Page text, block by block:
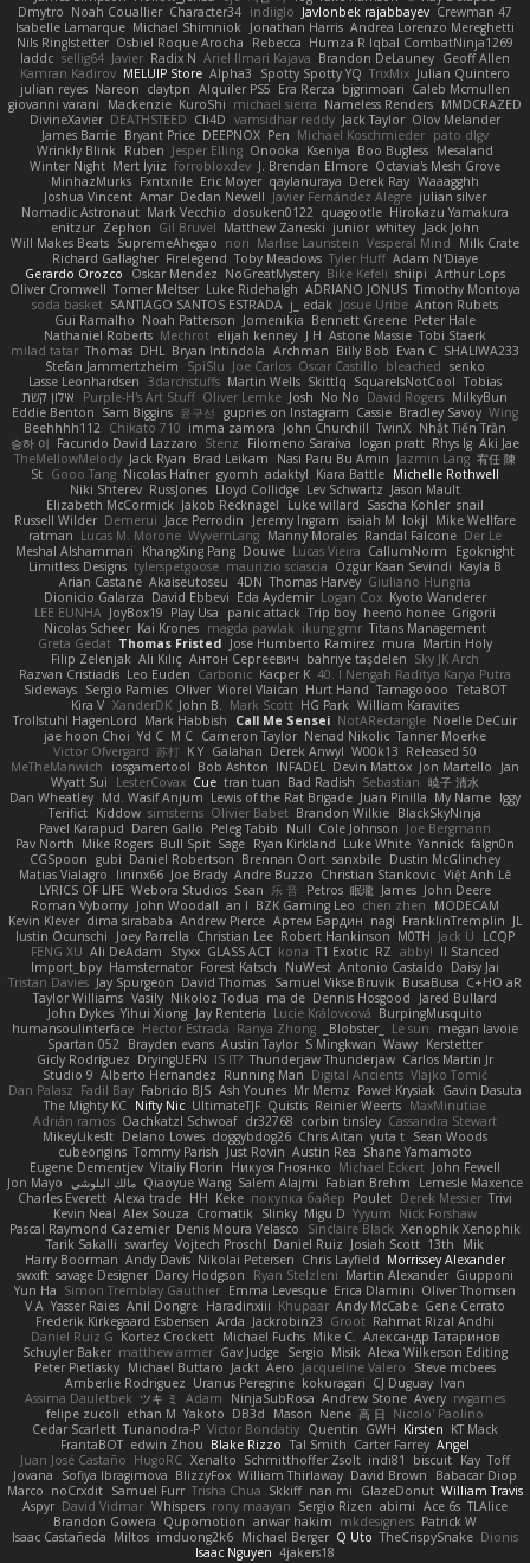
Dmytro Noah Couallier Character34 indiiglo Javlonbek rajabbayev Crewman 47
Isabelle Lamarque Michael Shimniok Jonathan Harris Andrea Lorenzo Mereghetti
Nils Ringlstetter Osbiel Roque Arocha Rebecca Humza R Iqbal CombatNinja1269
laddc sellig64 Javier Radix N Ariel Ilmari Kajava Brandon DeLauney Geoff Allen
Kamran Kadirov MELUIP Store Alpha3 Spotty Spotty YQ TrixMix Julian Quintero
julian reyes Nareon claytpn Alquiler PS5 Era Rerza bjgrimoari Caleb Mcmullen
giovanni varani
Mackenzie KuroShi michael sierra Nameless Renders MMDCRAZED
DivineXavier DEATHSTEED Cli4D vamsidhar reddy Jack Taylor Olov Melander
James Barrie Bryant Price DEEPNOX Pen Michael Koschmieder pato dlgv
Wrinkly Blink Ruben Jesper Elling Onooka Kseniya Boo Bugless Mesaland
Winter Night Mert İyiiz forrobloxdev J. Brendan Elmore Octavia's Mesh Grove
MinhazMurks Fxntxnile Eric Moyer qaylanuraya Derek Ray Waaagghh
Joshua Vincent Amar Declan Newell Javier Fernández Alegre julian silver
Nomadic Astronaut Mark Vecchio dosuken0122 quagootle Hirokazu Yamakura
enitzur Zephon Gil Bruvel Matthew Zaneski junior whitey Jack John
Will Makes Beats SupremeAhegao nori Marlise Launstein Vesperal Mind
Milk Crate
Richard Gallagher Firelegend Toby Meadows Tyler Huff Adam N'Diaye
Gerardo Orozco
Oskar Mendez NoGreatMystery Bike Kefeli shiipi Arthur Lops
Oliver Cromwell Tomer Meltser Luke Ridehalgh ADRIANO JONUS Timothy Montoya
soda basket SANTIAGO SANTOS ESTRADA j_ edak Josue Uribe Anton Rubets
Gui Ramalho Noah Patterson Jomenikia Bennett Greene Peter Hale
Nathaniel Roberts Mechrot elijah kenney J H Astone Massie Tobi Staerk
milad tatar Thomas DHL Bryan Intindola Archman Billy Bob Evan C SHALIWA233
Stefan Jammertzheim
SpiSlu Joe Carlos Oscar Castillo bleached senko
Lasse Leonhardsen 3darchstuffs Martin Wells Skittlq SquareIsNotCool Tobias
אילון קשת
Purple-H's Art Stuff Oliver Lemke Josh No No David Rogers MilkyBun
Eddie Benton Sam Biggins 윤구선 gupries on Instagram Cassie Bradley Savoy Wing
Beehhhh112 Chikato 710 imma zamora John Churchill TwinX Nhật Tiến Trần
승하 이 Facundo David Lazzaro Stenz Filomeno Saraiva logan pratt Rhys lg Aki Jae
TheMellowMelody Jack Ryan Brad Leikam Nasi Paru Bu Amin Jazmin Lang 宥任 陳
St Gooo Tang Nicolas Hafner gyomh adaktyl Kiara Battle Michelle Rothwell
Niki Shterev RussJones Lloyd Collidge Lev Schwartz Jason Mault
Elizabeth McCormick Jakob Recknagel Luke willard Sascha Kohler snail
Russell Wilder Demerui Jace Perrodin Jeremy Ingram isaiah M lokjl Mike Wellfare
ratman Lucas M. Morone WyvernLang Manny Morales Randal Falcone Der Le
Meshal Alshammari
KhangXing Pang Douwe Lucas Vieira CallumNorm
Egoknight
Limitless Designs tylerspetgoose maurizio sciascia Özgür Kaan Sevindi Kayla B
Arian Castane Akaiseutoseu 4DN Thomas Harvey Giuliano Hungria
Dionicio Galarza David Ebbevi Eda Aydemir Logan Cox Kyoto Wanderer
LEE EUNHA JoyBox19 Play Usa panic attack Trip boy heeno honee Grigorii
Nicolas Scheer Kai Krones magda pawlak ikung gmr Titans Management
Greta Gedat Thomas Fristed Jose Humberto Ramirez mura Martin Holy
Filip Zelenjak Ali Kılıç Антон Сергеевич bahriye taşdelen Sky JK Arch
Razvan Cristiadis Leo Euden Carbonic Kacper K 40. I Nengah Raditya Karya Putra
Sideways Sergio Pamies Oliver Viorel Vlaican Hurt Hand Tamagoooo TetaBOT
Kira V XanderDK John B. Mark Scott HG Park William Karavites
Trollstuhl HagenLord Mark Habbish Call Me Sensei NotARectangle Noelle DeCuir
jae hoon Choi Yd C M C Cameron Taylor Nenad Nikolic Tanner Moerke
Victor Ofvergard 苏打 K Y Galahan Derek Anwyl W00k13 Released 50
MeTheManwich
iosgamertool Bob Ashton INFADEL Devin Mattox Jon Martello
Jan
Wyatt Sui
LesterCovax Cue tran tuan Bad Radish Sebastian 暁子 清水
Dan Wheatley Md. Wasif Anjum Lewis of the Rat Brigade Juan Pinilla My Name Iggy
Terifict Kiddow simsterns Olivier Babet Brandon Wilkie BlackSkyNinja
Pavel Karapud Daren Gallo Peleg Tabib Null Cole Johnson Joe Bergmann
Pav North Mike Rogers Bull Spit Sage Ryan Kirkland Luke White Yannick falgn0n
CGSpoon gubi Daniel Robertson Brennan Oort sanxbile Dustin McGlinchey
Matias Vialagro
lininx66 Joe Brady Andre Buzzo Christian Stankovic Việt Anh Lê
LYRICS OF LIFE Webora Studios Sean 乐 音 Petros 眠瓏 James John Deere
Roman Vyborny John Woodall an l BZK Gaming Leo chen zhen
MODECAM
Kevin Klever dima sirababa Andrew Pierce Артем Бардин nagi FranklinTremplin JL
Iustin Ocunschi
Joey Parrella Christian Lee Robert Hankinson M0TH Jack Ü
LCQP
FENG XU Ali DeAdam Styxx GLASS ACT kona T1 Exotic RZ abby! ll Stanced
Import_bpy Hamsternator Forest Katsch NuWest Antonio Castaldo Daisy Jai
Tristan Davies Jay Spurgeon David Thomas Samuel Vikse Bruvik BusaBusa C+HO aR
Taylor Williams Vasily Nikoloz Todua ma de Dennis Hosgood
Jared Bullard
John Dykes Yihui Xiong Jay Renteria Lucie Královcová BurpingMusquito
humansoulinterface Hector Estrada Ranya Zhong _Blobster_ Le sun
megan lavoie
Spartan 052 Brayden evans Austin Taylor S Mingkwan Wawy Kerstetter
Gicly Rodríguez DryingUEFN IS IT? Thunderjaw Thunderjaw Carlos Martin Jr
Studio 9 Alberto Hernandez Running Man Digital Ancients Vlajko Tomić
Dan Palasz Fadil Bay Fabricio BJS Ash Younes Mr Memz Paweł Krysiak Gavin Dasuta
The Mighty KC Nifty Nic UltimateTJF Quistis Reinier Weerts MaxMinutiae
Adrián ramos Oachkatzl Schwoaf dr32768 corbin tinsley Cassandra Stewart
MikeyLikesIt Delano Lowes doggybdog26 Chris Aitan yuta t Sean Woods
cubeorigins Tommy Parish Just Rovin Austin Rea Shane Yamamoto
Eugene Dementjev Vitaliy Florin Никуся Гноянко Michael Eckert John Fewell
Jon Mayo مالك البلوشي Qiaoyue Wang Salem Alajmi Fabian Brehm
Lemesle Maxence
Charles Everett Alexa trade HH Keke покупка байер Poulet Derek Messier Trivi
Kevin Neal Alex Souza Cromatik Slinky Migu D Yyyum Nick Forshaw
Pascal Raymond Cazemier Denis Moura Velasco Sinclaire Black Xenophik Xenophik
Tarik Sakalli swarfey Vojtech Proschl Daniel Ruiz Josiah Scott 13th
Mik
Harry Boorman Andy Davis Nikolai Petersen Chris Layfield Morrissey Alexander
swxift savage Designer Darcy Hodgson Ryan Stelzleni Martin Alexander Giupponi
Yun Ha Simon Tremblay Gauthier Emma Levesque Erica Dlamini Oliver Thomsen
V A Yasser Raies Anil Dongre Haradinxiii Khupaar Andy McCabe Gene Cerrato
Frederik Kirkegaard Esbensen Arda Jackrobin23 Groot Rahmat Rizal Andhi
Daniel Ruiz G Kortez Crockett Michael Fuchs Mike C. Александр Татаринов
Schuyler Baker matthew armer Gav Judge Sergio Misik Alexa Wilkerson Editing
Peter Pietlasky Michael Buttaro Jackt Aero Jacqueline Valero
Steve mcbees
Amberlie Rodriguez Uranus Peregrine kokuragari CJ Duguay Ivan
Assima Dauletbek ツキ ミ Adam NinjaSubRosa Andrew Stone Avery rwgames
felipe zucoli ethan M Yakoto DB3d Mason Nene 高 日 Nicolo' Paolino
Cedar Scarlett Tunanodra-P Victor Bondatiy Quentin GWH Kirsten KT Mack
FrantaBOT edwin Zhou Blake Rizzo Tal Smith Carter Farrey Angel
Juan José Castaño HugoRC Xenalto Schmitthoffer Zsolt indi81 biscuit Kay Toff
Jovana
Sofiya Ibragimova BlizzyFox William Thirlaway David Brown
Babacar Diop
Marco noCrxdit Samuel Furr Trisha Chua Skkiff nan mi GlazeDonut William Travis
Aspyr David Vidmar Whispers rony maayan Sergio Rizen abimi Ace 6s TLAlice
Brandon Gowera Qupomotion anwar hakim mkdesigners Patrick W
Isaac Castañeda Miltos imduong2k6 Michael Berger Q Uto TheCrispySnake Dionis
Isaac Nguyen 4jakers18